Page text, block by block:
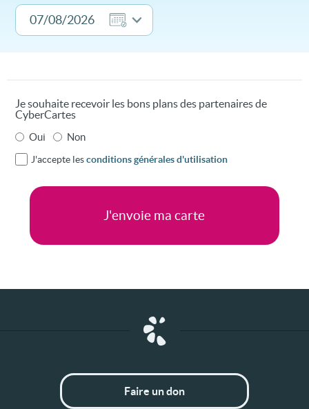
Je souhaite recevoir les bons plans des partenaires de
CyberCartes
Oui Non
J'accepte lesconditions générales d'utilisation
Faire un don